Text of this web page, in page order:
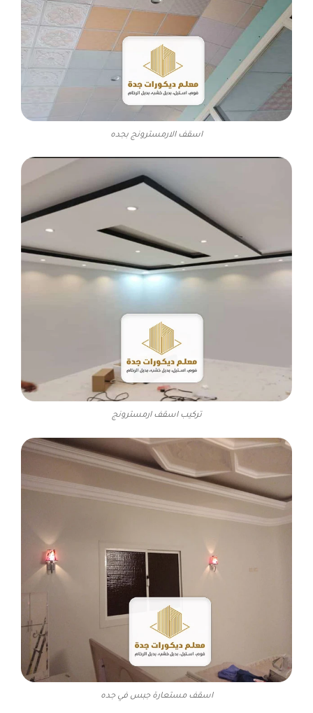
اسقف الارمسترونج بجده
تركيب اسقف ارمسترونج
اسقف مستعارة جبس في جده